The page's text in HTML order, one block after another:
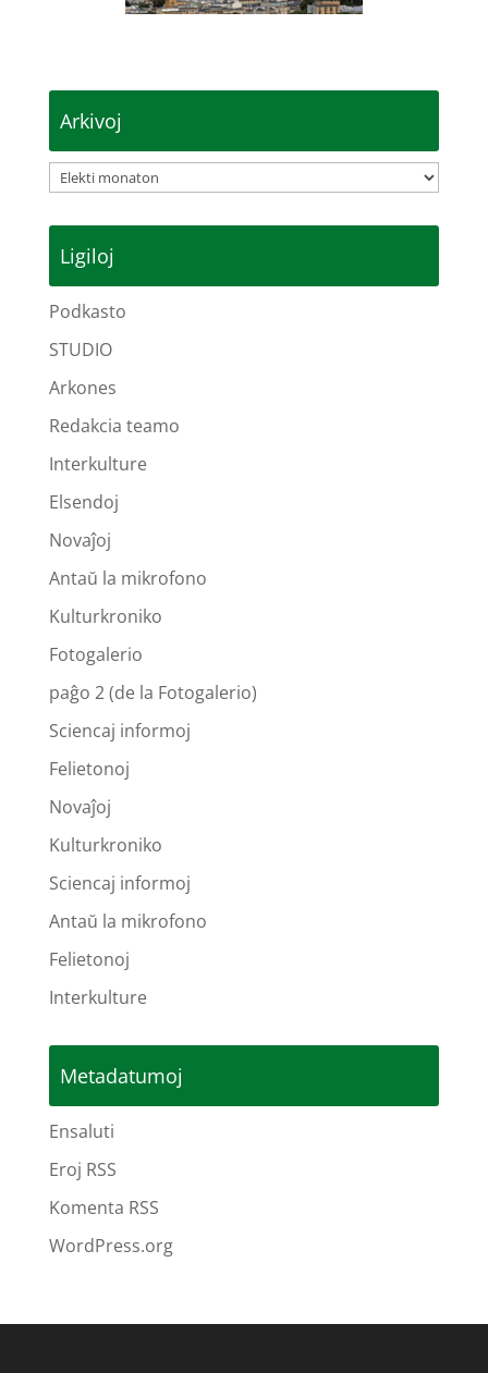
Arkivoj
Arkivoj
Ligiloj
Podkasto
STUDIO
Arkones
Redakcia teamo
Interkulture
Elsendoj
Novaĵoj
Antaŭ la mikrofono
Kulturkroniko
Fotogalerio
paĝo 2 (de la Fotogalerio)
Sciencaj informoj
Felietonoj
Novaĵoj
Kulturkroniko
Sciencaj informoj
Antaŭ la mikrofono
Felietonoj
Interkulture
Metadatumoj
Ensaluti
Eroj RSS
Komenta RSS
WordPress.org